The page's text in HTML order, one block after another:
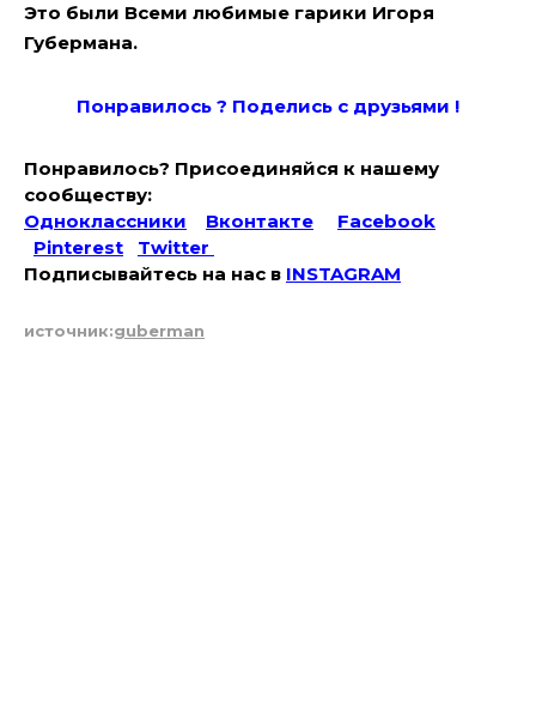
Это были Всеми любимые гарики Игоря
Губермана.
Понравилось ? Поделись с друзьями !
Понравилось? Присоединяйся к нашему
сообществу:
Одноклассники
Вконтакте
Facebook
Pinterest
Twitter
Подписывайтесь на наc в INSTAGRAM
источник:guberman